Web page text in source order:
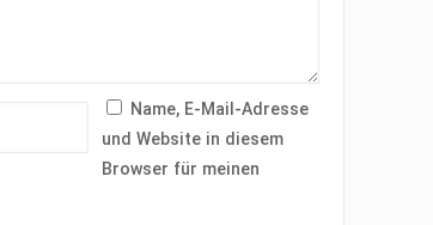
Name, E-Mail-Adresse
und Website in diesem
Browser für meinen